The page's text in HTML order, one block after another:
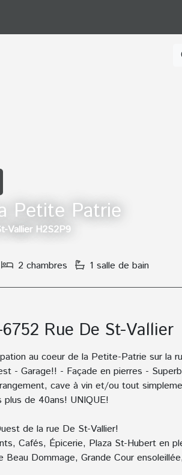
Petite Patrie
Vallier H2S2P9
2 chambres 1 salle de bain
Rue De St-Vallier
au coeur de la Petite-Patrie sur la
- Garage!! - Façade en pierres -
cave à vin et/ou tout
de 40ans! UNIQUE!
de la rue De St-Vallier!
Cafés, Épicerie, Plaza St-Hubert en
Dommage, Grande Cour